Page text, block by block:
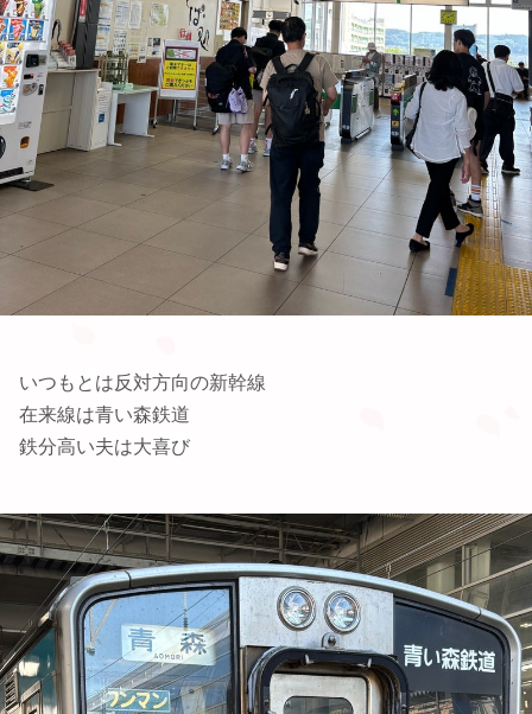
いつもとは反対方向の新幹線
在来線は青い森鉄道
鉄分高い夫は大喜び